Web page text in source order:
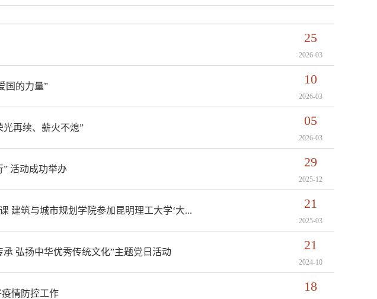
25
2026-03
国的力量” 10
2026-03
再续、薪火不熄” 05
2026-03
活动成功举办 29
2025-12
建筑与城市规划学院参加昆明理工大学‘大... 21
2025-03
弘扬中华优秀传统文化”主题党日活动 21
2024-10
情防控工作 18